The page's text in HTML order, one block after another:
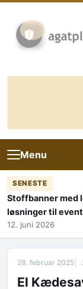
Menu
SENESTE
Stoffbanner med
løsninger til
12. juni 2026
28. februar 2025
El